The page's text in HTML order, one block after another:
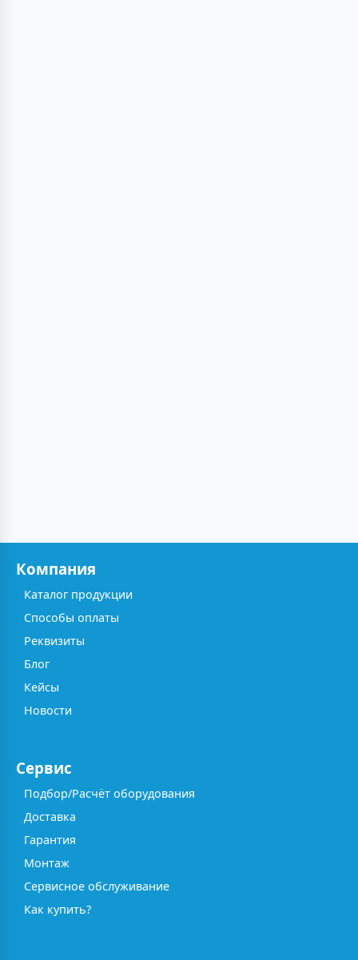
Компания
Каталог продукции
Способы оплаты
Реквизиты
Блог
Кейсы
Новости
Сервис
Подбор/Расчёт оборудования
Доставка
Гарантия
Монтаж
Сервисное обслуживание
Как купить?